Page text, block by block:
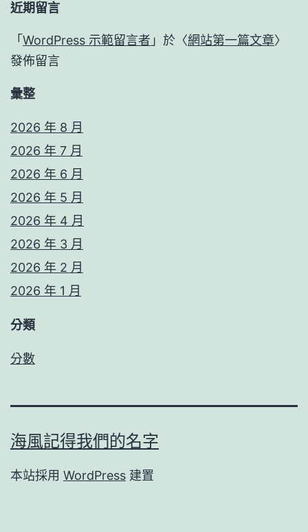
近期留言
「 WordPress 示範留言者 」於〈網站第一篇文章〉
發佈留言
彙整
2026 年 8 月
2026 年 7 月
2026 年 6 月
2026 年 5 月
2026 年 4 月
2026 年 3 月
2026 年 2 月
2026 年 1 月
分類
分數
海風記得我們的名字
本站採用 WordPress 建置